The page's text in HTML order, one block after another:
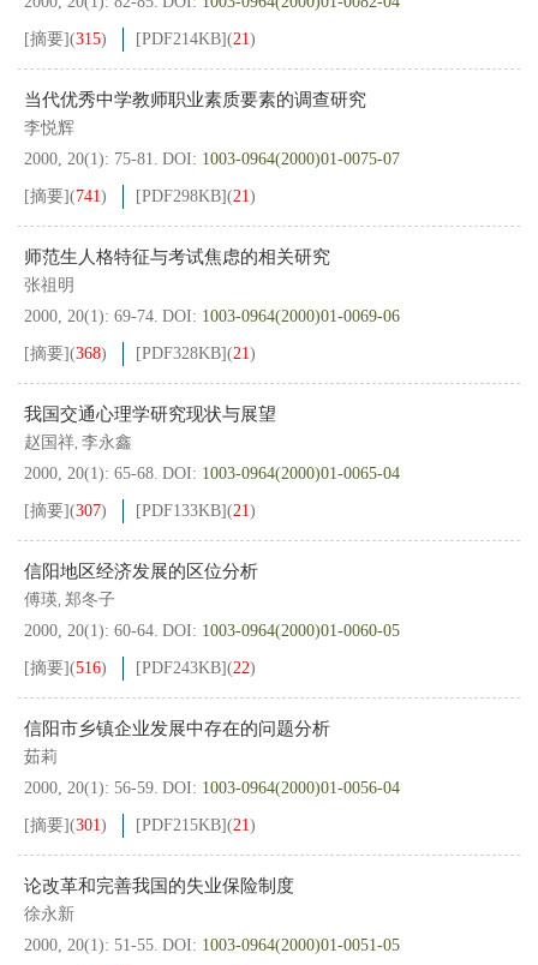
[摘要](315) [PDF214KB](21)
当代优秀中学教师职业素质要素的调查研究
李悦辉
2000, 20(1): 75-81. DOI: 1003-0964(2000)01-0075-07
[摘要](741) [PDF298KB](21)
师范生人格特征与考试焦虑的相关研究
张祖明
2000, 20(1): 69-74. DOI: 1003-0964(2000)01-0069-06
[摘要](368) [PDF328KB](21)
我国交通心理学研究现状与展望
赵国祥, 李永鑫
2000, 20(1): 65-68. DOI: 1003-0964(2000)01-0065-04
[摘要](307) [PDF133KB](21)
信阳地区经济发展的区位分析
傅瑛, 郑冬子
2000, 20(1): 60-64. DOI: 1003-0964(2000)01-0060-05
[摘要](516) [PDF243KB](22)
信阳市乡镇企业发展中存在的问题分析
茹莉
2000, 20(1): 56-59. DOI: 1003-0964(2000)01-0056-04
[摘要](301) [PDF215KB](21)
论改革和完善我国的失业保险制度
徐永新
2000, 20(1): 51-55. DOI: 1003-0964(2000)01-0051-05